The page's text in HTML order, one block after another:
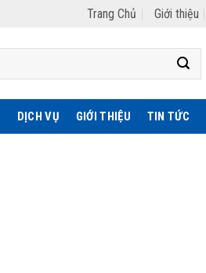
Trang Chủ Giới thiệu
DỊCH VỤ GIỚI THIỆU TIN TỨC